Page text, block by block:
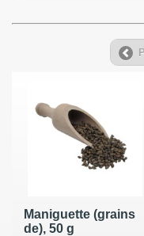
Maniguette (grains
de), 50 g